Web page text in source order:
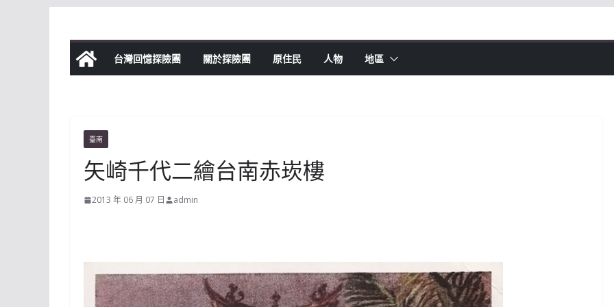
content
台灣回憶探險團 關於探險團 原住民 人物 地區
臺南
矢崎千代二繪台南赤崁樓
2013 年 06 月 07 日 admin